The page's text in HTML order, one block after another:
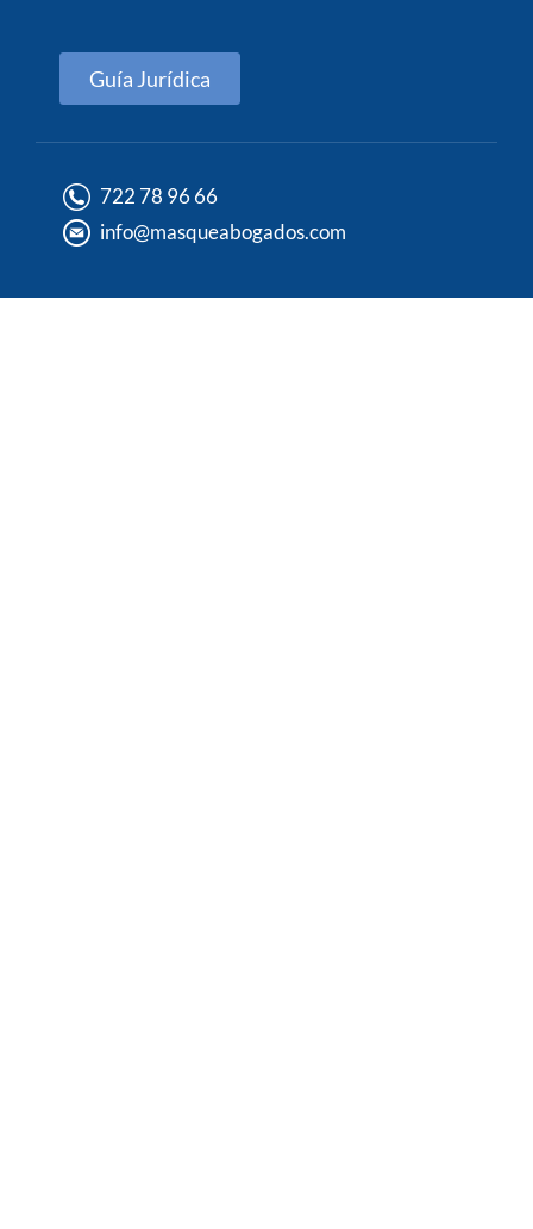
Guía Jurídica
722 78 96 66
info@masqueabogados.com